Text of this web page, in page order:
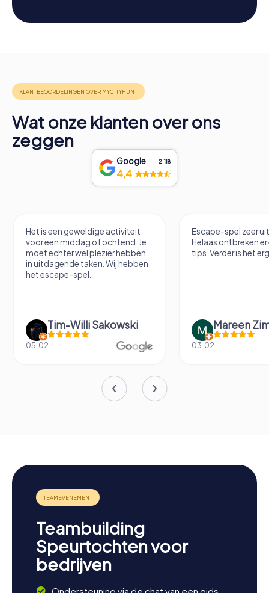
Wat onze klanten over ons
zeggen
Google 2.118
4,4
Het is een geweldige activiteit
voor een middag of ochtend. Je
moet echter wel plezier hebben
in uitdagende taken. Wij hebben
het escape-spel...
Tim-Willi Sakowski
05.02.
Escape-spel zeer
Helaas ontbreken er
tips. Verder is het
Mareen
03.02.
Teambuilding
Speurtochten voor
bedrijven